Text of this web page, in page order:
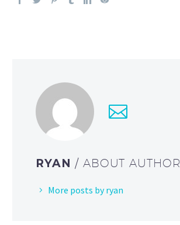
RYAN / ABOUT AUTHOR
More posts by ryan